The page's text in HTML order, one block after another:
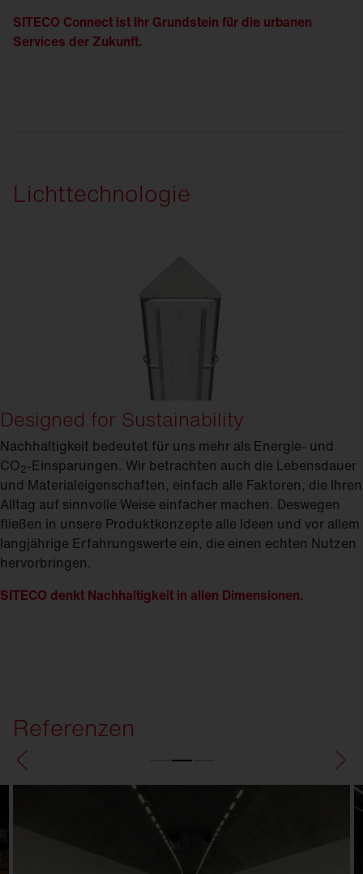
SITECO Connect ist Ihr Grundstein für die urbanen
Services der Zukunft.
Lichttechnologie
Designed for Sustainability
Nachhaltigkeit bedeutet für uns mehr als Energie- und
CO2-Einsparungen. Wir betrachten auch die Lebensdauer
und Materialeigenschaften, einfach alle Faktoren, die Ihren
Alltag auf sinnvolle Weise einfacher machen. Deswegen
fließen in unsere Produktkonzepte alle Ideen und vor allem
langjährige Erfahrungswerte ein, die einen echten Nutzen
hervorbringen.
SITECO denkt Nachhaltigkeit in allen Dimensionen.
Referenzen